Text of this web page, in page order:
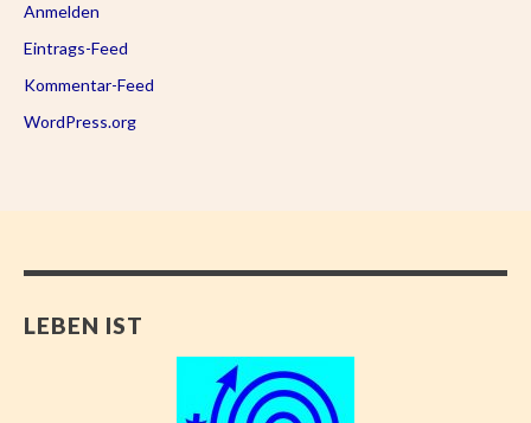
Anmelden
Eintrags-Feed
Kommentar-Feed
WordPress.org
LEBEN IST